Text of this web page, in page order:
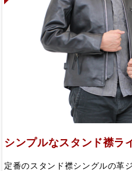
シンプルなスタンド襟ラ
定番のスタンド襟シングルの革